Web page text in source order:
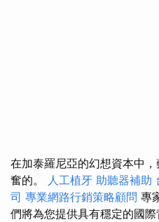
在加泰羅尼亞的幻想資本中
奮的。
人工植牙 助聽器補助
司 專業網路行銷策略顧問 專
們將為您提供具有穩定的國際